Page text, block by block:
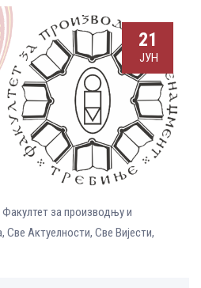
21
ЈУН
Факултет за производњу и
, Све Aктуелности, Све Вијести,